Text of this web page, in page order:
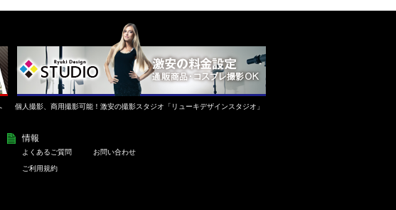
個人撮影、商用撮影可能！激安の撮影スタジオ「リューキデザインスタジオ」
情報
よくあるご質問 お問い合わせ
ご利用規約